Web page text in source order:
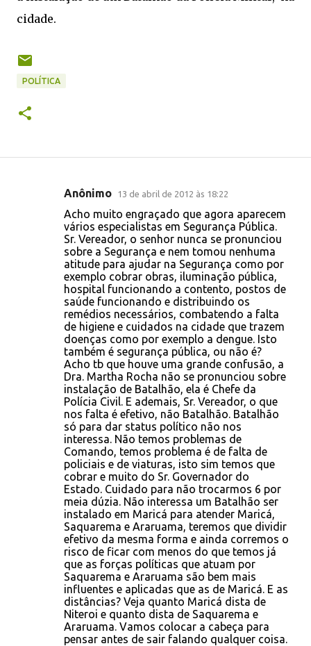
cidade.
POLÍTICA
Anônimo 13 de abril de 2012 às 18:22
Acho muito engraçado que agora aparecem
vários especialistas em Segurança Pública.
Sr. Vereador, o senhor nunca se pronunciou
sobre a Segurança e nem tomou nenhuma
atitude para ajudar na Segurança como por
exemplo cobrar obras, iluminação pública,
hospital funcionando a contento, postos de
saúde funcionando e distribuindo os
remédios necessários, combatendo a falta
de higiene e cuidados na cidade que trazem
doenças como por exemplo a dengue. Isto
também é segurança pública, ou não é?
Acho tb que houve uma grande confusão, a
Dra. Martha Rocha não se pronunciou sobre
instalação de Batalhão, ela é Chefe da
Polícia Civil. E ademais, Sr. Vereador, o que
nos falta é efetivo, não Batalhão. Batalhão
só para dar status político não nos
interessa. Não temos problemas de
Comando, temos problema é de falta de
policiais e de viaturas, isto sim temos que
cobrar e muito do Sr. Governador do
Estado. Cuidado para não trocarmos 6 por
meia dúzia. Não interessa um Batalhão ser
instalado em Maricá para atender Maricá,
Saquarema e Araruama, teremos que dividir
efetivo da mesma forma e ainda corremos o
risco de ficar com menos do que temos já
que as forças políticas que atuam por
Saquarema e Araruama são bem mais
influentes e aplicadas que as de Maricá. E as
distâncias? Veja quanto Maricá dista de
Niteroi e quanto dista de Saquarema e
Araruama. Vamos colocar a cabeça para
pensar antes de sair falando qualquer coisa.